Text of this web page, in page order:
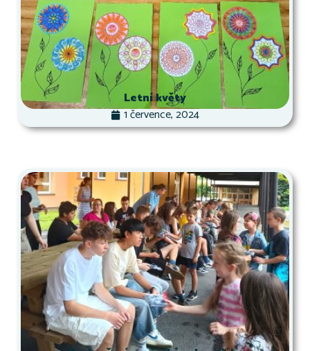
Letní květy
1 července, 2024